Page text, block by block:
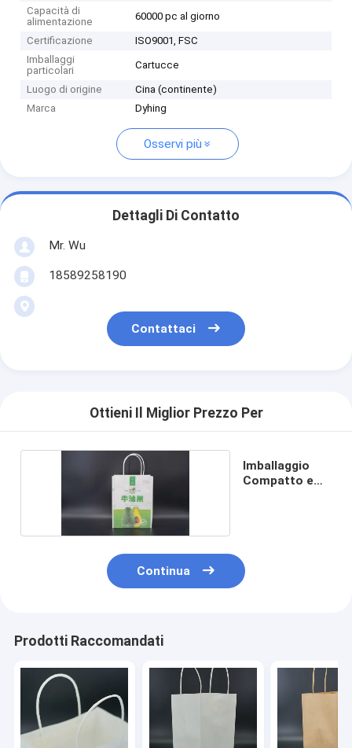
Capacità di
alimentazione
60000 pc al giorno
Certificazione
ISO9001, FSC
Imballaggi
particolari
Cartucce
Luogo di origine
Cina (continente)
Marca
Dyhing
Osservi più
Dettagli Di Contatto
Mr. Wu
18589258190
Contattaci
Ottieni Il Miglior Prezzo Per
Imballaggio
Compatto e
Continua
Prodotti Raccomandati